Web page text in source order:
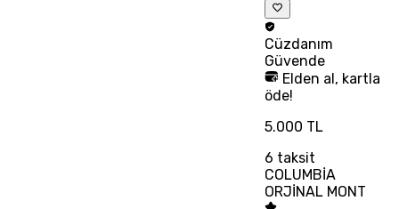
Cüzdanım
Güvende
Elden al, kartla
öde!
5.000 TL
6 taksit
COLUMBİA
ORJİNAL MONT